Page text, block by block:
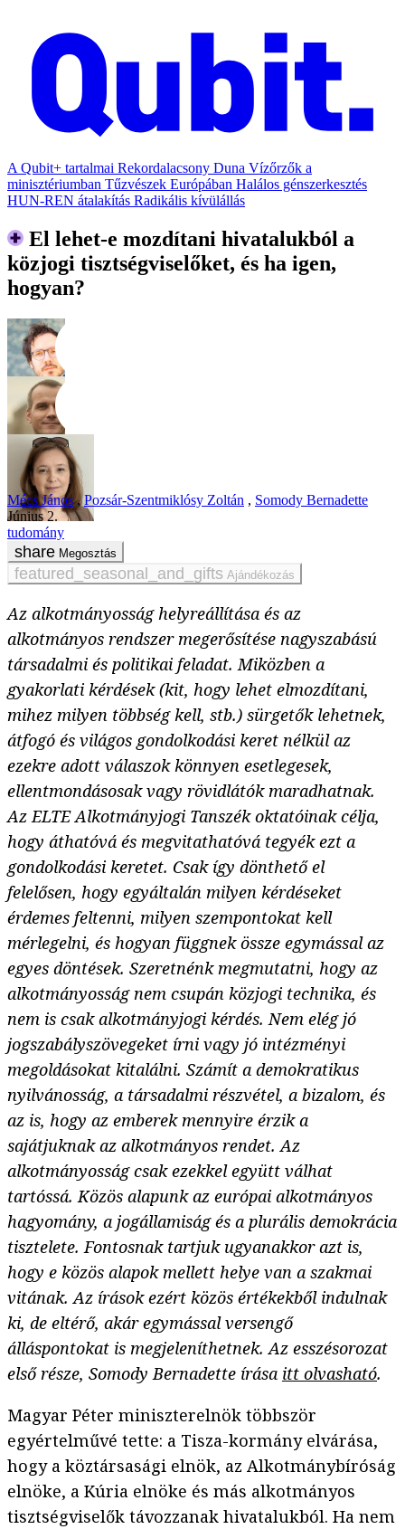
A Qubit+ tartalmai Rekordalacsony Duna Vízőrzők a
minisztériumban Tűzvészek Európában Halálos génszerkesztés
HUN-REN átalakítás Radikális kívülállás
El lehet-e mozdítani hivatalukból a
közjogi tisztségviselőket, és ha igen,
hogyan?
Mécs János ,Pozsár-Szentmiklósy Zoltán , Somody Bernadette
június 2.
tudomány
Megosztás
Ajándékozás
Az alkotmányosság helyreállítása és az
alkotmányos rendszer megerősítése nagyszabású
társadalmi és politikai feladat. Miközben a
gyakorlati kérdések (kit, hogy lehet elmozdítani,
mihez milyen többség kell, stb.) sürgetők lehetnek,
átfogó és világos gondolkodási keret nélkül az
ezekre adott válaszok könnyen esetlegesek,
ellentmondásosak vagy rövidlátók maradhatnak.
Az ELTE Alkotmányjogi Tanszék oktatóinak célja,
hogy áthatóvá és megvitathatóvá tegyék ezt a
gondolkodási keretet. Csak így dönthető el
felelősen, hogy egyáltalán milyen kérdéseket
érdemes feltenni, milyen szempontokat kell
mérlegelni, és hogyan függnek össze egymással az
egyes döntések. Szeretnénk megmutatni, hogy az
alkotmányosság nem csupán közjogi technika, és
nem is csak alkotmányjogi kérdés. Nem elég jó
jogszabályszövegeket írni vagy jó intézményi
megoldásokat kitalálni. Számít a demokratikus
nyilvánosság, a társadalmi részvétel, a bizalom, és
az is, hogy az emberek mennyire érzik a
sajátjuknak az alkotmányos rendet. Az
alkotmányosság csak ezekkel együtt válhat
tartóssá. Közös alapunk az európai alkotmányos
hagyomány, a jogállamiság és a plurális demokrácia
tisztelete. Fontosnak tartjuk ugyanakkor azt is,
hogy e közös alapok mellett helye van a szakmai
vitának. Az írások ezért közös értékekből indulnak
ki, de eltérő, akár egymással versengő
álláspontokat is megjeleníthetnek. Az esszésorozat
első része, Somody Bernadette írása itt olvasható.
Magyar Péter miniszterelnök többször
egyértelművé tette: a Tisza-kormány elvárása,
hogy a köztársasági elnök, az Alkotmánybíróság
elnöke, a Kúria elnöke és más alkotmányos
tisztségviselők távozzanak hivatalukból. Ha nem